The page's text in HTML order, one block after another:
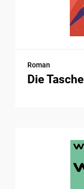
Roman
Die Tasche